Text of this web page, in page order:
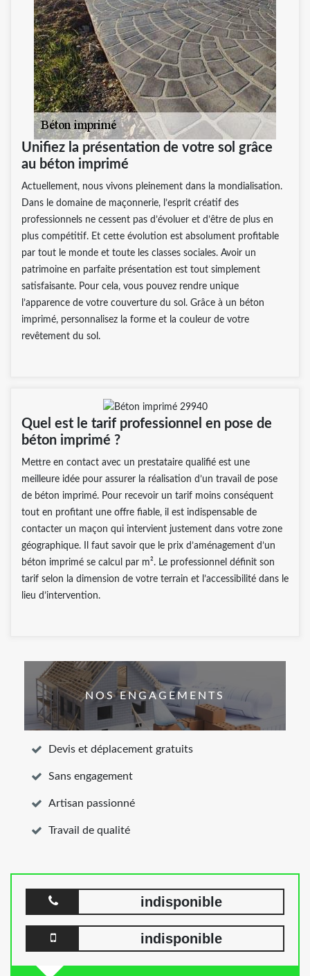
Unifiez la présentation de votre sol grâce
au béton imprimé
Actuellement, nous vivons pleinement dans la mondialisation.
Dans le domaine de maçonnerie, l’esprit créatif des
professionnels ne cessent pas d’évoluer et d’être de plus en
plus compétitif. Et cette évolution est absolument profitable
par tout le monde et toute les classes sociales. Avoir un
patrimoine en parfaite présentation est tout simplement
satisfaisante. Pour cela, vous pouvez rendre unique
l’apparence de votre couverture du sol. Grâce à un béton
imprimé, personnalisez la forme et la couleur de votre
revêtement du sol.
Quel est le tarif professionnel en pose de
béton imprimé ?
Mettre en contact avec un prestataire qualifié est une
meilleure idée pour assurer la réalisation d’un travail de pose
de béton imprimé. Pour recevoir un tarif moins conséquent
tout en profitant une offre fiable, il est indispensable de
contacter un maçon qui intervient justement dans votre zone
géographique. Il faut savoir que le prix d’aménagement d’un
béton imprimé se calcul par m². Le professionnel définit son
tarif selon la dimension de votre terrain et l’accessibilité dans le
lieu d’intervention.
NOS ENGAGEMENTS
Devis et déplacement gratuits
Sans engagement
Artisan passionné
Travail de qualité
indisponible
indisponible